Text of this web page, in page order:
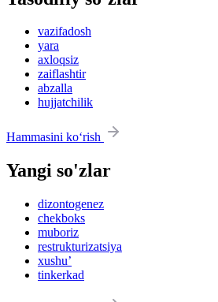
vazifadosh
yara
axloqsiz
zaiflashtir
abzalla
hujjatchilik
Hammasini ko‘rish
Yangi so'zlar
dizontogenez
chekboks
muboriz
restrukturizatsiya
xushu’
tinkerkad